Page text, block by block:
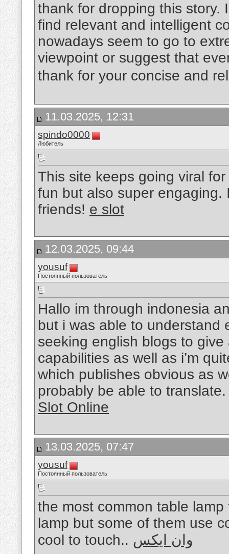
thank for dropping this story.
find relevant and intelligent
nowadays seem to go to
viewpoint or suggest that
thank for your concise and
11.03.2025, 12:31
spindo0000
Любитель
This site keeps going viral
fun but also super engaging.
friends! e slot
12.03.2025, 09:44
yousuf
Постоянный пользователь
Hallo im through indonesia
but i was able to understand
seeking english blogs to
capabilities as well as i’m
which publishes obvious as
probably be able to
Slot Online
13.03.2025, 07:47
yousuf
Постоянный пользователь
the most common table
lamp but some of them use
cool to touch.. وان ایکس